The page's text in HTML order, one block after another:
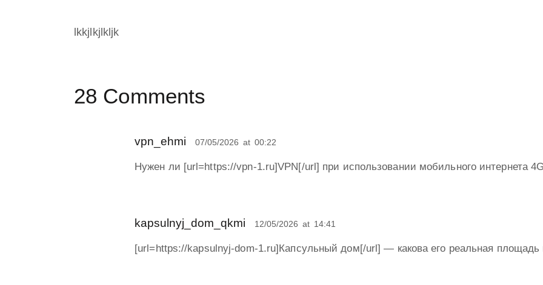
lkkjlkjlkljk
28 Comments
vpn_ehmi 07/05/2026 at 00:22
Нужен ли [url=https://vpn-1.ru]VPN[/url] при использовании мобильного интернета
kapsulnyj_dom_qkmi 12/05/2026 at 14:41
[url=https://kapsulnyj-dom-1.ru]Капсульный дом[/url] — какова его реальная площадь